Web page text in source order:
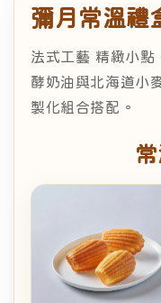
彌月常溫禮
法式工藝 精緻小點
酵奶油與北海道小
製化組合搭配。